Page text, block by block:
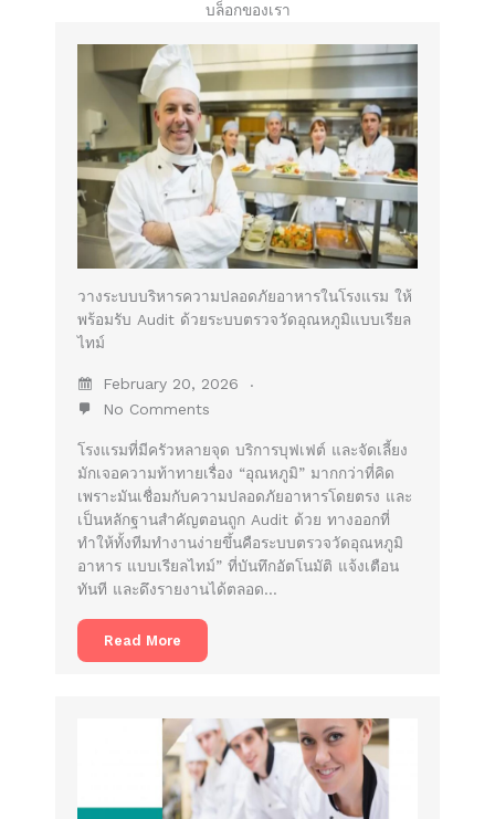
บล็อกของเรา
วางระบบบริหารความปลอดภัยอาหารในโรงแรม ให้
พร้อมรับ Audit ด้วยระบบตรวจวัดอุณหภูมิแบบเรียล
ไทม์
February 20, 2026
No Comments
โรงแรมที่มีครัวหลายจุด บริการบุฟเฟต์ และจัดเลี้ยง
มักเจอความท้าทายเรื่อง “อุณหภูมิ” มากกว่าที่คิด
เพราะมันเชื่อมกับความปลอดภัยอาหารโดยตรง และ
เป็นหลักฐานสำคัญตอนถูก Audit ด้วย ทางออกที่
ทำให้ทั้งทีมทำงานง่ายขึ้นคือระบบตรวจวัดอุณหภูมิ
อาหาร แบบเรียลไทม์” ที่บันทึกอัตโนมัติ แจ้งเตือน
ทันที และดึงรายงานได้ตลอด…
Read More